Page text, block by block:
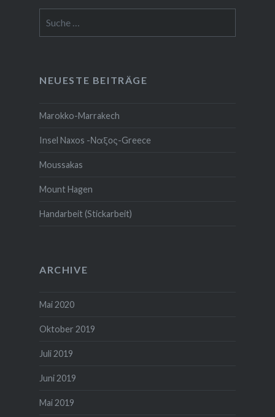
nach:
NEUESTE BEITRÄGE
Marokko-Marrakech
Insel Naxos -Ναξος-Greece
Moussakas
Mount Hagen
Handarbeit (Stickarbeit)
ARCHIVE
Mai 2020
Oktober 2019
Juli 2019
Juni 2019
Mai 2019